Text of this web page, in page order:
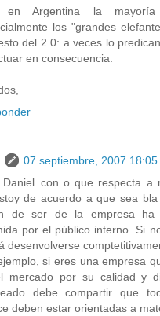
en Argentina la
los "grandes
del 2.0: a veces lo
en consecuencia.
07 septiembre, 2007 18:05
Daniel..con o que respecta a
de acuerdo a que sea
de ser de la empresa ha
por el público interno. Si
desenvolverse
si eres una empresa
mercado por su calidad y
debe compartir que
deben estar orientadas a